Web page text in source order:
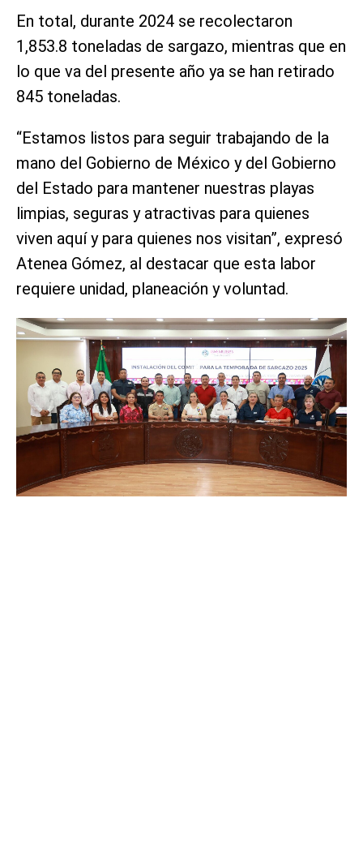
En total, durante 2024 se recolectaron
1,853.8 toneladas de sargazo, mientras que en
lo que va del presente año ya se han retirado
845 toneladas.
“Estamos listos para seguir trabajando de la
mano del Gobierno de México y del Gobierno
del Estado para mantener nuestras playas
limpias, seguras y atractivas para quienes
viven aquí y para quienes nos visitan”, expresó
Atenea Gómez, al destacar que esta labor
requiere unidad, planeación y voluntad.